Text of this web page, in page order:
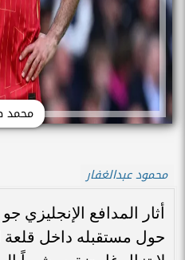
محمد
محمود عبدالغفار
أثار المدافع الإنجليزي
حول مستقبله داخل قلعة